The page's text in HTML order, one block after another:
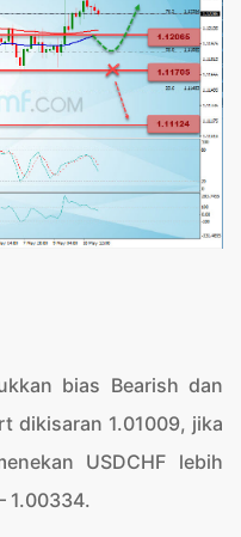
bias Bearish dan
dikisaran 1.01009, jika
USDCHF lebih
1.00334.